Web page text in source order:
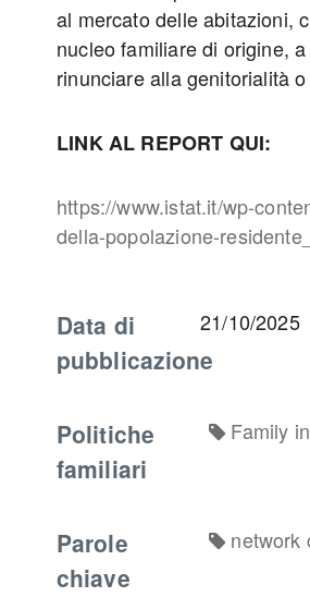
al mercato delle abitazioni,
nucleo familiare di origine,
rinunciare alla genitorialità
LINK AL REPORT QUI:
https://www.istat.it/wp-
della-popolazione-
Data di
pubblicazione
21/10/2025
Politiche
familiari
Family
Parole
chiave
network